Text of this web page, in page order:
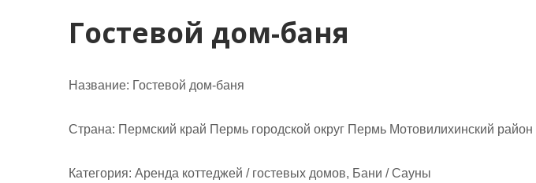
Гостевой дом-баня
Название: Гостевой дом-баня
Страна: Пермский край Пермь городской округ Пермь Мотовилихинский район
Категория: Аренда коттеджей / гостевых домов, Бани / Сауны